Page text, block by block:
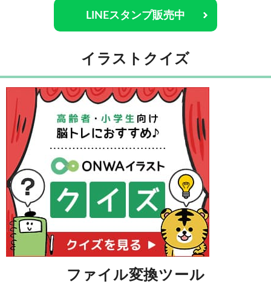
LINEスタンプ販売中
イラストクイズ
ファイル変換ツール